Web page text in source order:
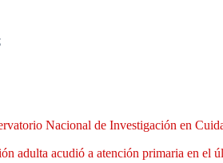
Nacional de Investigación en
adulta acudió a atención primaria en el